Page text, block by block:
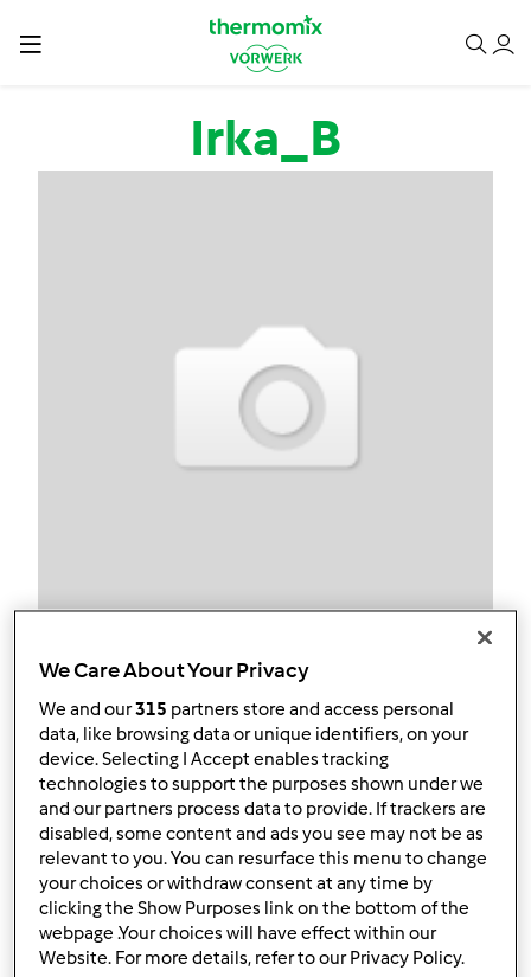
Irka_B
Irka_B
Aktualna liczba punktów użytkownika: 10
Który model Thermomix ® posiadasz?
Thermomix ® TM 5
Najlepszy przepis
We Care About Your Privacy
We and our315 partners store and access personal
data, like browsing data or unique identifiers, on your
device. Selecting I Accept enables tracking
technologies to support the purposes shown under we
and our partners process data to provide. If trackers are
disabled, some content and ads you see may not be as
relevant to you. You can resurface this menu to change
your choices or withdraw consent at any time by
clicking the Show Purposes link on the bottom of the
webpage .Your choices will have effect within our
Website. For more details, refer to our Privacy Policy.